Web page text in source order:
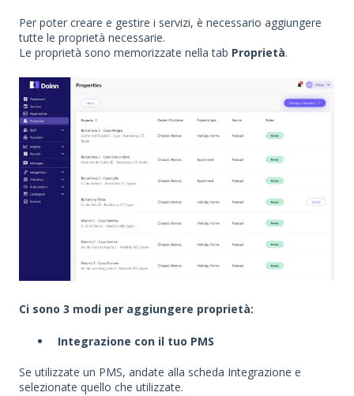
Per poter creare e gestire i servizi, è necessario aggiungere
tutte le proprietà necessarie.
Le proprietà sono memorizzate nella tab Proprietà.
Ci sono 3 modi per aggiungere proprietà:
Integrazione con il tuo PMS
Se utilizzate un PMS, andate alla scheda Integrazione e
selezionate quello che utilizzate.